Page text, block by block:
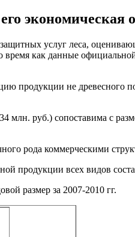
экономическая
услуг леса,
как данные
продукции не древесного
млн. руб.) сопоставима с
рода коммерческими
продукции всех видов
размер за 2007-2010 гг.